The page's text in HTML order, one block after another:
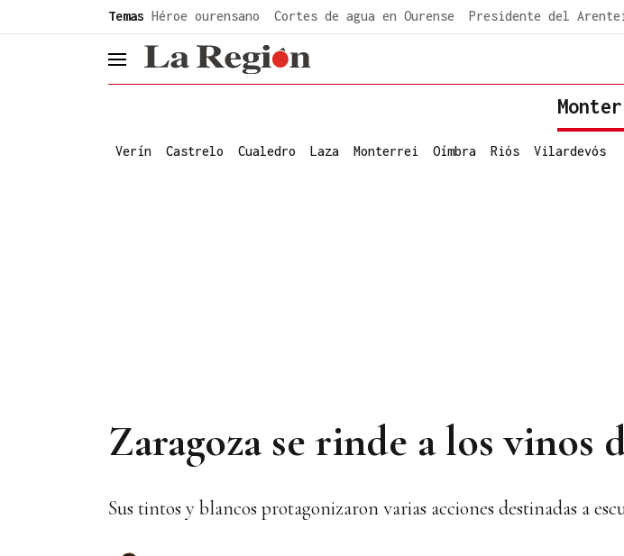
Temas Héroe ourensano Cortes de agua en Ourense Presidente del
header.menu.open
Verín Castrelo Cualedro Laza Monterrei Oímbra Riós Vilardevós
Zaragoza se rinde a los
Sus tintos y blancos protagonizaron varias acciones destinadas a